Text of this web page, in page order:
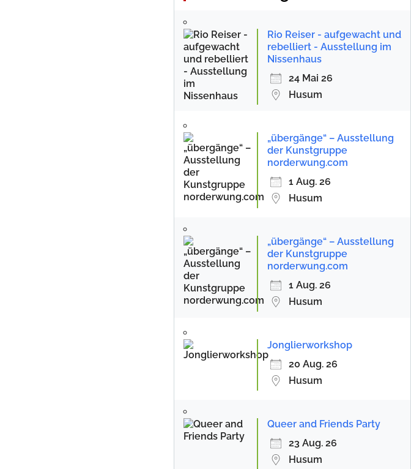
Rio Reiser - aufgewacht und
rebelliert - Ausstellung im
Nissenhaus
24 Mai 26
Husum
„übergänge“ – Ausstellung
der Kunstgruppe
norderwung.com
1 Aug. 26
Husum
„übergänge“ – Ausstellung
der Kunstgruppe
norderwung.com
1 Aug. 26
Husum
Jonglierworkshop
20 Aug. 26
Husum
Queer and Friends Party
23 Aug. 26
Husum